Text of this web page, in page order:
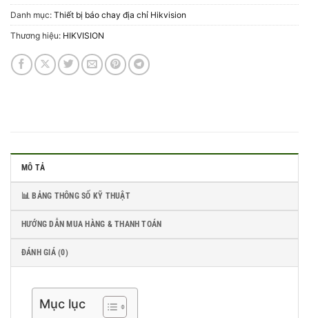
Danh mục: Thiết bị báo chay địa chỉ Hikvision
Thương hiệu: HIKVISION
MÔ TẢ
📊 BẢNG THÔNG SỐ KỸ THUẬT
HƯỚNG DẪN MUA HÀNG & THANH TOÁN
ĐÁNH GIÁ (0)
Mục lục